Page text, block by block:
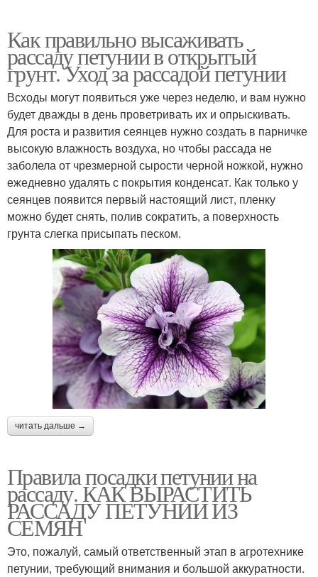
Как правильно высаживать
рассаду петунии в открытый
грунт. Уход за рассадой петунии
Всходы могут появиться уже через неделю, и вам нужно
будет дважды в день проветривать их и опрыскивать.
Для роста и развития сеянцев нужно создать в парничке
высокую влажность воздуха, но чтобы рассада не
заболела от чрезмерной сырости черной ножкой, нужно
ежедневно удалять с покрытия конденсат. Как только у
сеянцев появится первый настоящий лист, пленку
можно будет снять, полив сократить, а поверхность
грунта слегка присыпать песком.
читать дальше →
Правила посадки петунии на
рассаду. КАК ВЫРАСТИТЬ
РАССАДУ ПЕТУНИИ ИЗ
СЕМЯН
Это, пожалуй, самый ответственный этап в агротехнике
петунии, требующий внимания и большой аккуратности.